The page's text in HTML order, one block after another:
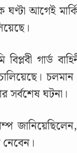
আগেই
গার্ড
সর্বশেষ ঘটনা।
নেবেন।